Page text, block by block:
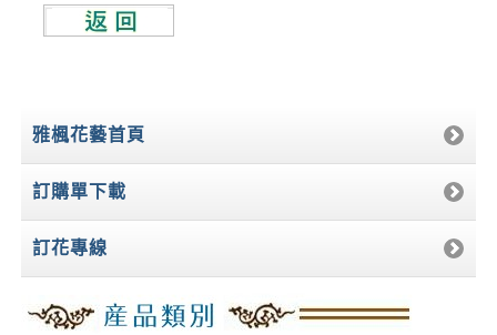
雅楓花藝首頁
訂購單下載
訂花專線